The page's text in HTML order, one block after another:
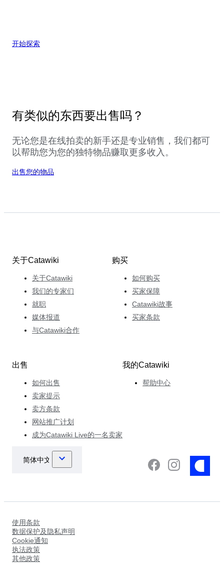
开始探索
有类似的东西要出售吗？
无论您是在线拍卖的新手还是专业销售，我们都可
以帮助您为您的独特物品赚取更多收入。
出售您的物品
关于Catawiki
关于Catawiki
我们的专家们
就职
媒体报道
与Catawiki合作
购买
如何购买
买家保障
Catawiki故事
买家条款
出售
如何出售
卖家提示
卖方条款
网站推广计划
成为Catawiki Live的一名卖家
我的Catawiki
帮助中心
使用条款
数据保护及隐私声明
Cookie通知
执法政策
其他政策